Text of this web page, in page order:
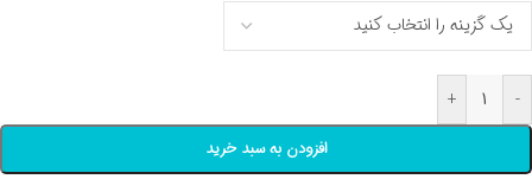
-
+
افزودن به سبد خرید